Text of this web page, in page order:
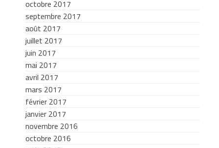
octobre 2017
septembre 2017
août 2017
juillet 2017
juin 2017
mai 2017
avril 2017
mars 2017
février 2017
janvier 2017
novembre 2016
octobre 2016